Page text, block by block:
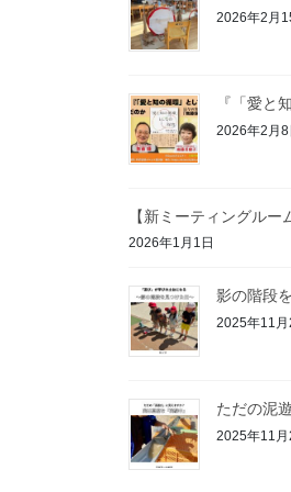
2026年2月
『「愛と
2026年2月8
【新ミーティングル
2026年1月1日
影の階段
2025年11月
ただの泥
2025年11月